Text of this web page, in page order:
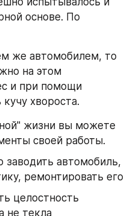
основе. По
же автомобилем, то
на этом
и при помощи
хвороста.
жизни вы можете
своей работы.
автомобиль,
ремонтировать его
целостность
не текла